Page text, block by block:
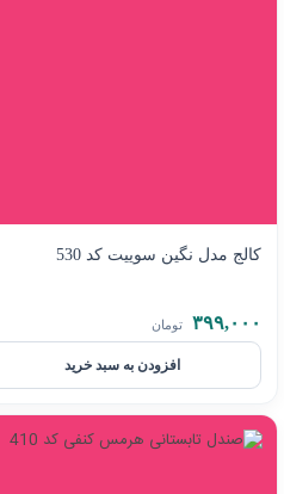
کالج مدل نگین سوییت کد 530
۳۹۹,۰۰۰ تومان
افزودن به سبد خرید